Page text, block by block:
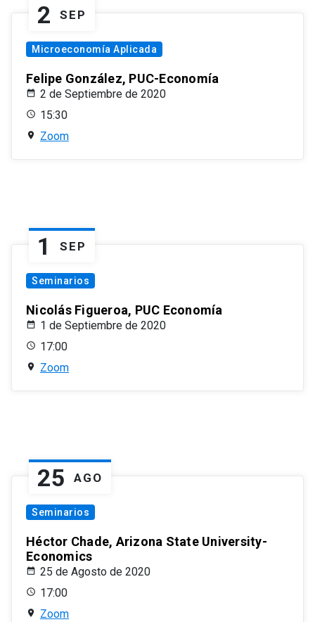
2 SEP
Microeconomía Aplicada
Felipe González, PUC-Economía
2 de Septiembre de 2020
15:30
Zoom
1 SEP
Seminarios
Nicolás Figueroa, PUC Economía
1 de Septiembre de 2020
17:00
Zoom
25 AGO
Seminarios
Héctor Chade, Arizona State University-
Economics
25 de Agosto de 2020
17:00
Zoom